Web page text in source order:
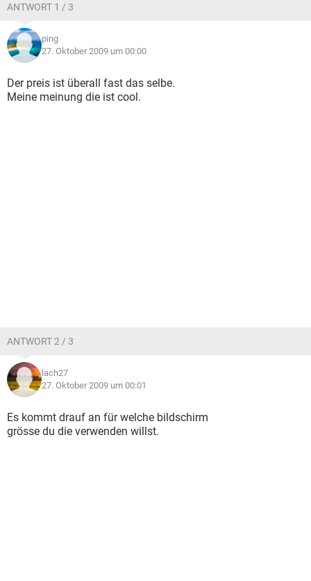
ANTWORT 1 / 3
ping
27. Oktober 2009 um 00:00
Der preis ist überall fast das selbe.
Meine meinung die ist cool.
ANTWORT 2 / 3
lach27
27. Oktober 2009 um 00:01
Es kommt drauf an für welche bildschirm
grösse du die verwenden willst.